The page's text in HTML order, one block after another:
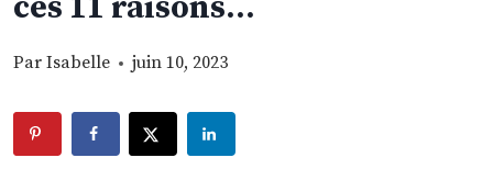
ces 11 raisons…
Par Isabelle juin 10, 2023